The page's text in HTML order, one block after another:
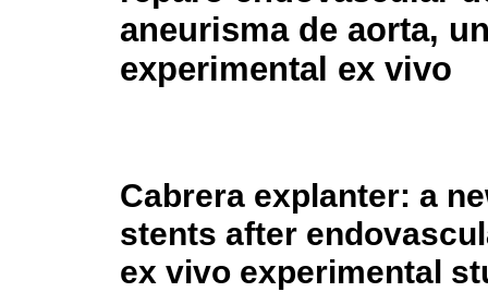
aneurisma de aorta,
experimental ex vivo
Cabrera explanter: a
stents after
ex vivo experimental